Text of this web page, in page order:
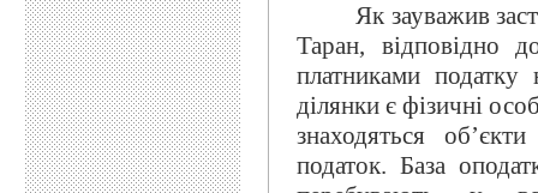
Як зауважив
Таран, відповідно
платниками податку
ділянки є фізичні
знаходяться
податок. База